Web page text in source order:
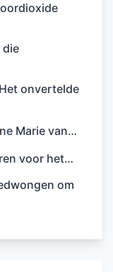
die
onvertelde
Marie van…
voor het…
om